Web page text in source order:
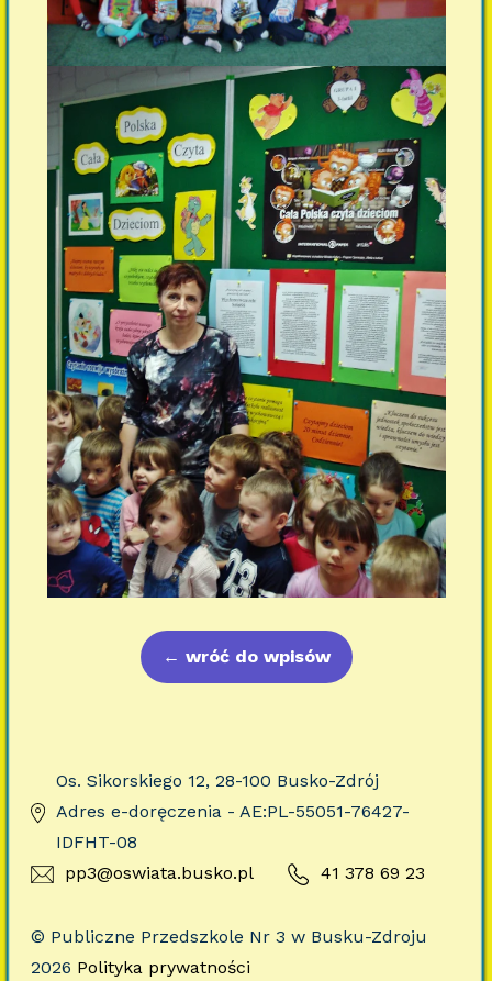
← wróć do wpisów
Os. Sikorskiego 12, 28-100 Busko-Zdrój
Adres e-doręczenia - AE:PL-55051-76427-
IDFHT-08
pp3@oswiata.busko.pl
41 378 69 23
© Publiczne Przedszkole Nr 3 w Busku-Zdroju
2026 Polityka prywatności